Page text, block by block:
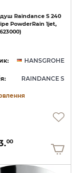
душ Raindance S 240
PowderRain 1jet,
HANSGROHE
RAINDANCE S
00